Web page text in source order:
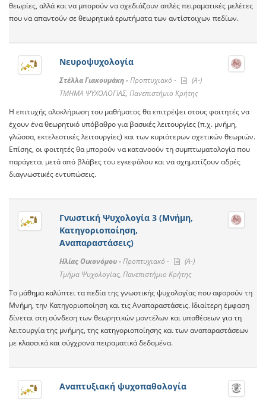
θεωρίες, αλλά και να μπορούν να σχεδιάζουν απλές πειραματικές μελέτες
που να απαντούν σε θεωρητικά ερωτήματα των αντίστοιχων πεδίων.
Νευροψυχολογία
Στέλλα Γιακουμάκη -Προπτυχιακό -
(A-)
ΤΜΗΜΑ ΨΥΧΟΛΟΓΙΑΣ, Πανεπιστήμιο Κρήτης
Η επιτυχής ολοκλήρωση του μαθήματος θα επιτρέψει στους φοιτητές να
έχουν ένα θεωρητικό υπόβαθρο για βασικές λειτουργίες (π.χ. μνήμη,
γλώσσα, εκτελεστικές λειτουργίες) και των κυριότερων σχετικών θεωριών.
Επίσης, οι φοιτητές θα μπορούν να κατανοούν τη συμπτωματολογία που
παράγεται μετά από βλάβες του εγκεφάλου και να σχηματίζουν αδρές
διαγνωστικές εντυπώσεις.
Γνωστική Ψυχολογία 3 (Μνήμη,
Κατηγοριοποίηση,
Αναπαραστάσεις)
Ηλίας Οικονόμου -Προπτυχιακό -
(A-)
Τμήμα Ψυχολογίας, Πανεπιστήμιο Κρήτης
Το μάθημα καλύπτει τα πεδία της γνωστικής ψυχολογίας που αφορούν τη
Μνήμη, την Κατηγοριοποίηση και τις Αναπαραστάσεις. Ιδιαίτερη έμφαση
δίνεται στη σύνδεση των θεωρητικών μοντέλων και υποθέσεων για τη
λειτουργία της μνήμης, της κατηγοριοποίησης και των αναπαραστάσεων
με κλασσικά και σύγχρονα πειραματικά δεδομένα.
Αναπτυξιακή ψυχοπαθολογία